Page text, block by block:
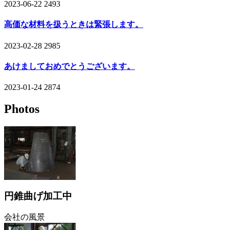
2023-06-22 2493
高価な材料を扱うときは緊張します。
2023-02-28 2985
あけましておめでとうございます。
2023-01-24 2874
Photos
円錐曲げ加工中
会社の風景